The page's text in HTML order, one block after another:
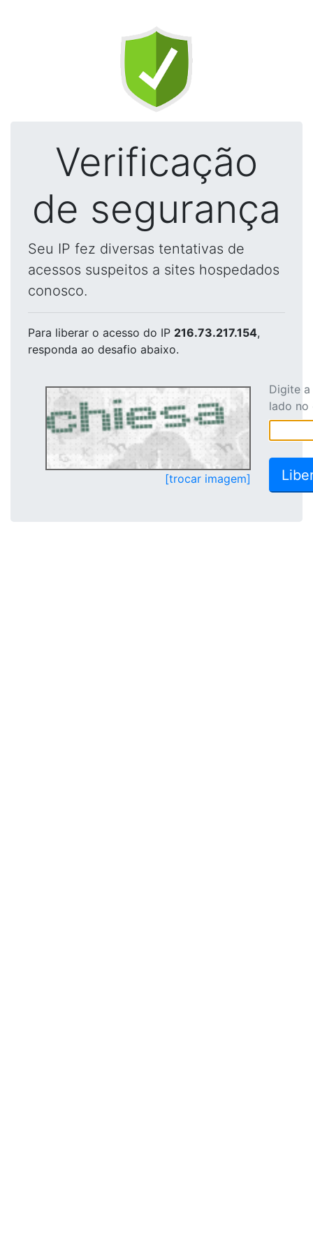
Verificação
de segurança
Seu IP fez diversas tentativas de
acessos suspeitos a sites hospedados
conosco.
Para liberar o acesso do IP 216.73.217.154,
responda ao desafio abaixo.
[trocar imagem]
Digite
lado no